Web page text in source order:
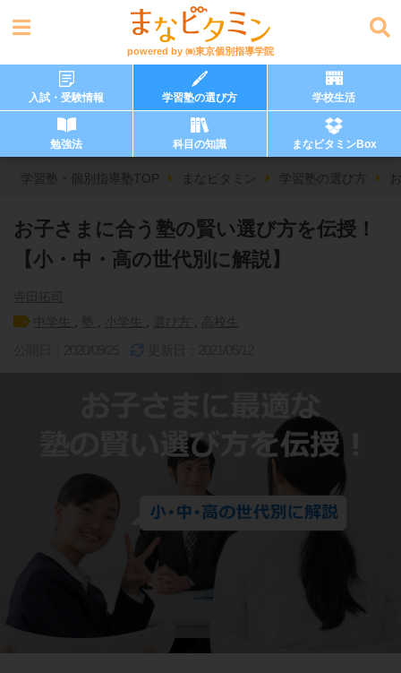
powered by ㈱東京個別指導学院
入試・受験情報 学習塾の選び方 学校生活
勉強法 科目の知識 まなビタミンBox
学習塾・個別指導塾TOP まなビタミン 学習塾の選び方
お子さまに合う塾の賢い選び方を伝授！
【小・中・高の世代別に解説】